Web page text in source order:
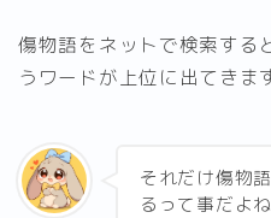
傷物語をネットで検索する
うワードが上位に出てきま
それだけ傷物
るって事だよね